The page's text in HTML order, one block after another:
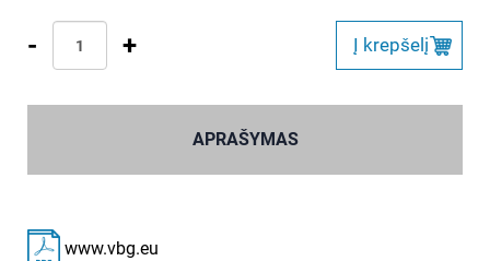
- + Į krepšelį
APRAŠYMAS
www.vbg.eu